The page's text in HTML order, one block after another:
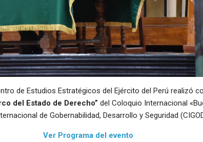
de Estudios Estratégicos del Ejército del Perú realizó
del Estado de Derecho” del Coloquio Internacional
de Gobernabilidad, Desarrollo y Seguridad
Ver Programa del evento